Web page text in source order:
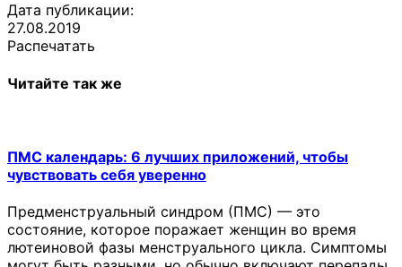
Дата публикации:
27.08.2019
Распечатать
Читайте так же
ПМС календарь: 6 лучших приложений, чтобы
чувствовать себя уверенно
Предменструальный синдром (ПМС) — это
состояние, которое поражает женщин во время
лютеиновой фазы менструального цикла. Симптомы